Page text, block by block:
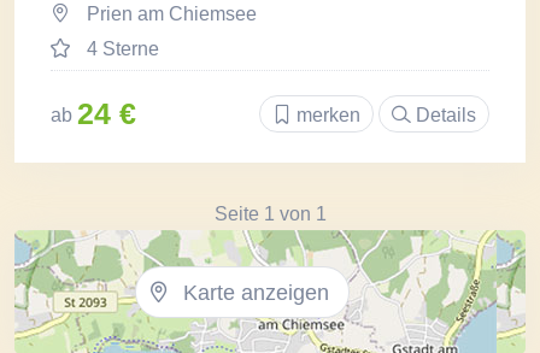
Prien am Chiemsee
4 Sterne
ab 24 € merken Details
Seite 1 von 1
Karte anzeigen